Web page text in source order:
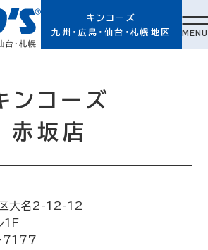
キンコーズ
九州・広島・仙台・札幌地区
MENU
ンコーズ
赤坂店
区大名2-12-12
1F
7177